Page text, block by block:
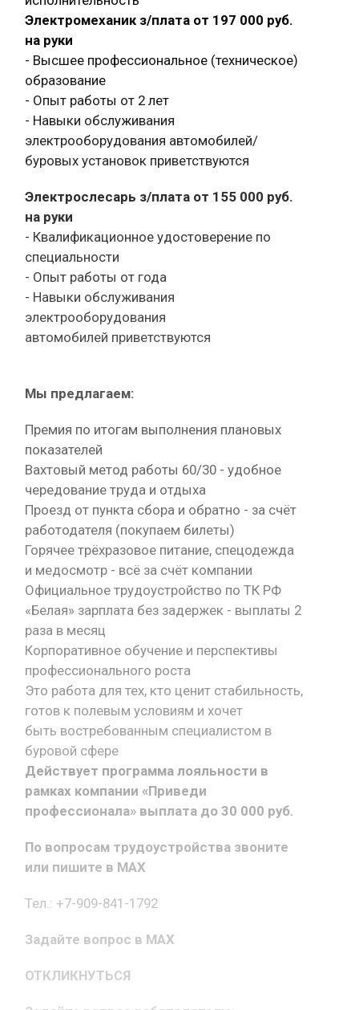
Электромеханик з/плата от 197 000 руб.
на руки
- Высшее профессиональное (техническое)
образование
- Опыт работы от 2 лет
- Навыки обслуживания
электрооборудования автомобилей/
буровых установок приветствуются
Электрослесарь з/плата от 155 000 руб.
на руки
- Квалификационное удостоверение по
специальности
- Опыт работы от года
- Навыки обслуживания
электрооборудования
автомобилей приветствуются
Мы предлагаем:
Премия по итогам выполнения плановых
показателей
Вахтовый метод работы 60/30 - удобное
чередование труда и отдыха
Проезд от пункта сбора и обратно - за счёт
работодателя (покупаем билеты)
Горячее трёхразовое питание, спецодежда
и медосмотр - всё за счёт компании
Официальное трудоустройство по ТК РФ
«Белая» зарплата без задержек - выплаты 2
раза в месяц
Корпоративное обучение и перспективы
профессионального роста
Это работа для тех, кто ценит стабильность,
готов к полевым условиям и хочет
быть востребованным специалистом в
буровой сфере
Действует программа лояльности в
рамках компании «Приведи
профессионала» выплата до 30 000 руб.
По вопросам трудоустройства звоните
или пишите в MAX
Тел.: +7-909-841-1792
Задайте вопрос в MAX
ОТКЛИКНУТЬСЯ